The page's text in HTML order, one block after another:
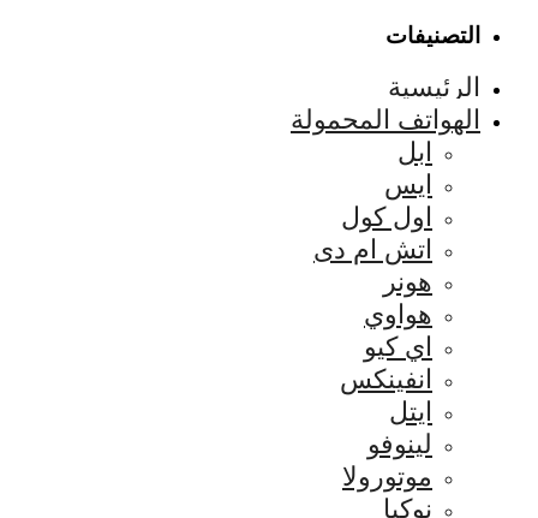
التصنيفات
الرئيسية
الهواتف المحمولة
ابل
ايس
اول كول
اتش ام دى
هونر
هواوي
اي كيو
انفينكس
ايتل
لينوفو
موتورولا
نوكيا